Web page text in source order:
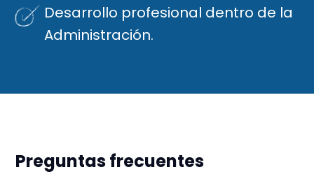
Desarrollo profesional dentro de la
Administración.
Preguntas frecuentes